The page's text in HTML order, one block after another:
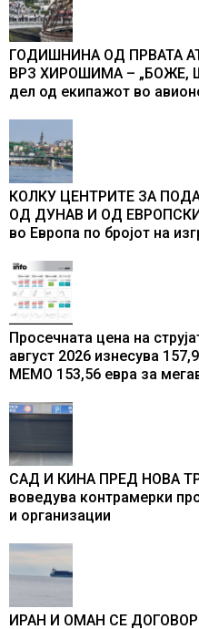
ГОДИШНИНА ОД ПРВАТА
ВРЗ ХИРОШИМА – „БОЖЕ,
дел од екипажот во
промени текот на
КОЛКУ ЦЕНТРИТЕ ЗА
ОД ДУНАВ И ОД
во Европа по бројот на
Просечната цена на
август 2026 изнесува
МЕМО 153,56 евра за
САД И КИНА ПРЕД НОВА
воведува контрамерки
и организации
ИРАН И ОМАН СЕ